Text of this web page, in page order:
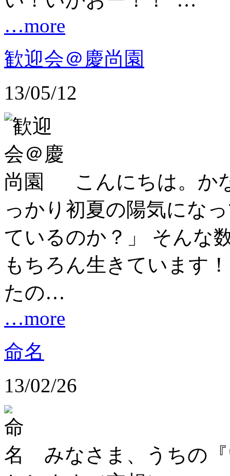
…more
歓迎会＠慶尚園
13/05/12
こんにちは。か
っかり初夏の陽気にな
ているのか？」 そんな
もちろん生きています
たの…
…more
命名
13/02/26
みなさま、うちの